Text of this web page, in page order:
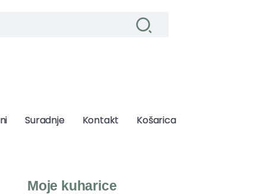
Suradnje Kontakt Košarica
Suradnje Kontakt Košarica
Moje kuharice